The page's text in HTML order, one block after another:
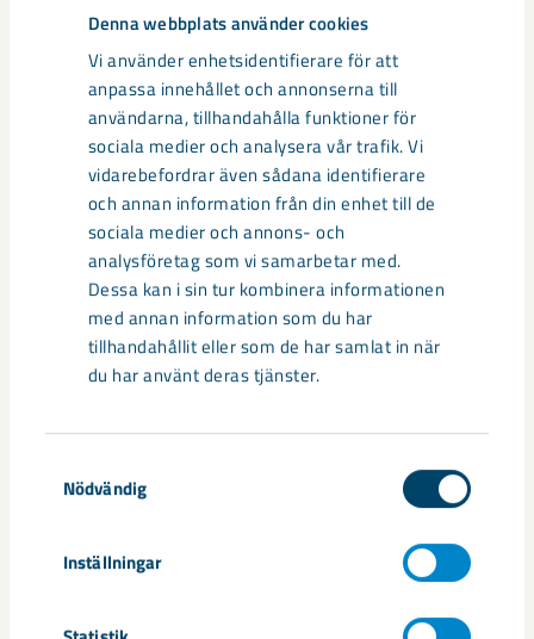
Denna webbplats använder cookies
Vi använder enhetsidentifierare för att
anpassa innehållet och annonserna till
användarna, tillhandahålla funktioner för
sociala medier och analysera vår trafik. Vi
vidarebefordrar även sådana identifierare
och annan information från din enhet till de
sociala medier och annons- och
analysföretag som vi samarbetar med.
Dessa kan i sin tur kombinera informationen
med annan information som du har
tillhandahållit eller som de har samlat in när
du har använt deras tjänster.
Nödvändig
Inställningar
Så kan humanoida robotar öka
säkerheten i framtidens gruva
Utvecklingen av humanoida robotar, människoliknande